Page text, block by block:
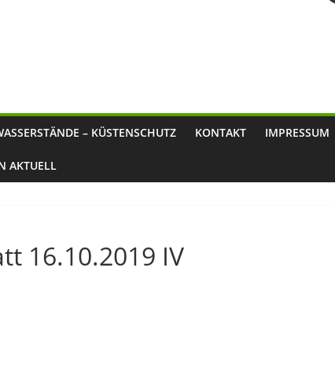
– KÜSTENSCHUTZ KONTAKT IMPRESSUM
AKTUELL
16.10.2019 IV